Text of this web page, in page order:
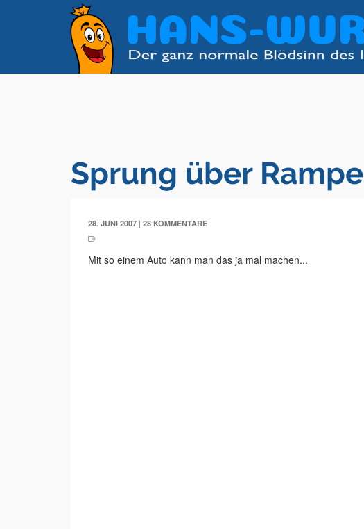
Sprung über Rampe
28. JUNI 2007 | 28 KOMMENTARE
Mit so einem Auto kann man das ja mal machen...